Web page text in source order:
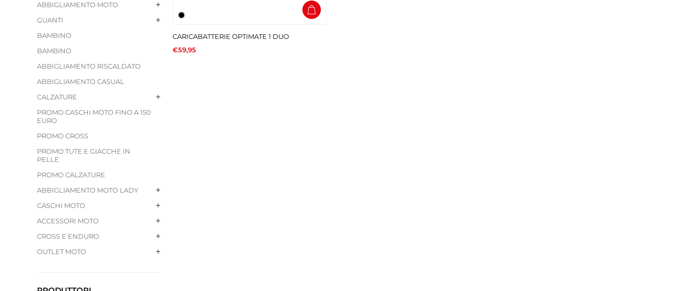
ABBIGLIAMENTO MOTO
GUANTI
BAMBINO
BAMBINO
ABBIGLIAMENTO RISCALDATO
ABBIGLIAMENTO CASUAL
CALZATURE
PROMO CASCHI MOTO FINO A 150
EURO
PROMO CROSS
PROMO TUTE E GIACCHE IN
PELLE
PROMO CALZATURE
ABBIGLIAMENTO MOTO LADY
CASCHI MOTO
ACCESSORI MOTO
CROSS E ENDURO
OUTLET MOTO
CARICABATTERIE OPTIMATE 1 DUO
€59,95